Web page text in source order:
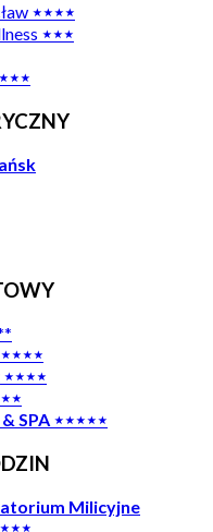
⋆⋆⋆⋆
⋆⋆⋆
⋆⋆⋆⋆
SPA ⋆⋆⋆⋆⋆
Milicyjne